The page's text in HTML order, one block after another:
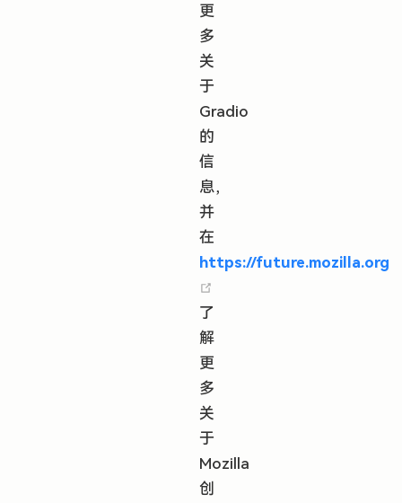
更
多
关
于
Gradio
的
信
息，
并
在
https://future.mozilla.org
(opens new window)
了
解
更
多
关
于
Mozilla
创